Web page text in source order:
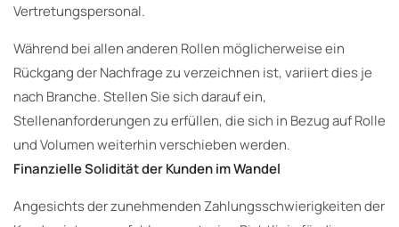
Vertretungspersonal.
Während bei allen anderen Rollen möglicherweise ein
Rückgang der Nachfrage zu verzeichnen ist, variiert dies je
nach Branche. Stellen Sie sich darauf ein,
Stellenanforderungen zu erfüllen, die sich in Bezug auf Rolle
und Volumen weiterhin verschieben werden.
Finanzielle Solidität der Kunden im Wandel
Angesichts der zunehmenden Zahlungsschwierigkeiten der